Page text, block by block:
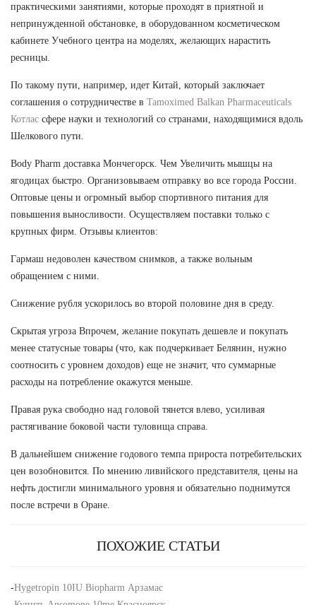
практическими занятиями, которые проходят в приятной и
непринужденной обстановке, в оборудованном косметическом
кабинете Учебного центра на моделях, желающих нарастить
ресницы.
По такому пути, например, идет Китай, который заключает
соглашения о сотрудничестве в Tamoximed Balkan Pharmaceuticals
Котлас сфере науки и технологий со странами, находящимися вдоль
Шелкового пути.
Body Pharm доставка Мончегорск. Чем Увеличить мышцы на
ягодицах быстро. Организовываем отправку во все города России.
Оптовые цены и огромный выбор спортивного питания для
повышения выносливости. Осуществляем поставки только с
крупных фирм. Отзывы клиентов:
Гармаш недоволен качеством снимков, а также вольным
обращением с ними.
Снижение рубля ускорилось во второй половине дня в среду.
Скрытая угроза Впрочем, желание покупать дешевле и покупать
менее статусные товары (что, как подчеркивает Белянин, нужно
соотносить с уровнем доходов) еще не значит, что суммарные
расходы на потребление окажутся меньше.
Правая рука свободно над головой тянется влево, усиливая
растягивание боковой части туловища справа.
В дальнейшем снижение годового темпа прироста потребительских
цен возобновится. По мнению ливийского представителя, цены на
нефть достигли минимального уровня и обязательно поднимутся
после встречи в Оране.
ПОХОЖИЕ СТАТЬИ
-Hygetropin 10IU Biopharm Арзамас